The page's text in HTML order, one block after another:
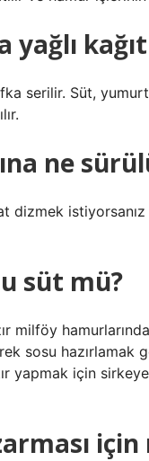
yağlı
serilir. Süt,
ne
dizmek istiyorsanız
süt mü?
milföy
sosu hazırlamak
yapmak için